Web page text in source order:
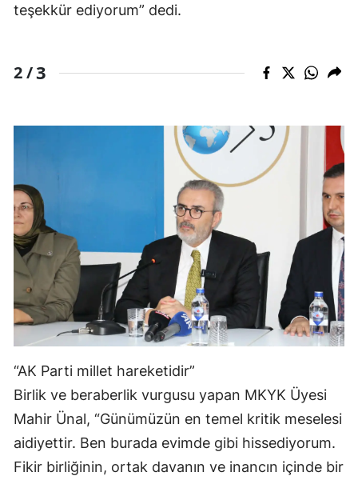
teşekkür ediyorum” dedi.
2 /3
“AK Parti millet hareketidir”
Birlik ve beraberlik vurgusu yapan MKYK Üyesi
Mahir Ünal, “Günümüzün en temel kritik meselesi
aidiyettir. Ben burada evimde gibi hissediyorum.
Fikir birliğinin, ortak davanın ve inancın içinde bir